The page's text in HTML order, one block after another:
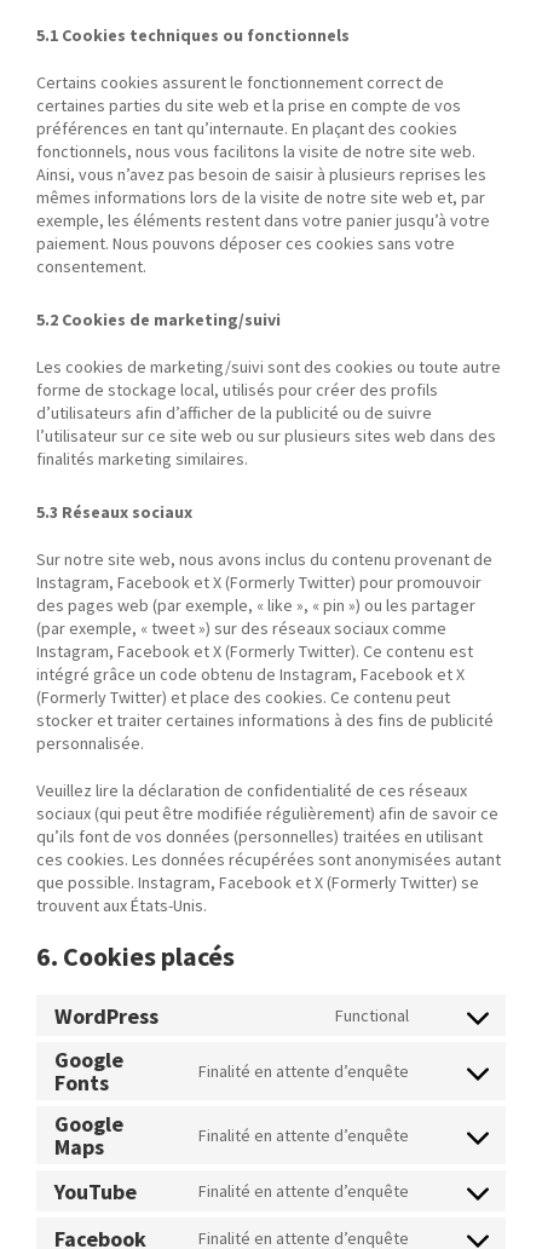
5.1 Cookies techniques ou fonctionnels
Certains cookies assurent le fonctionnement correct de
certaines parties du site web et la prise en compte de vos
préférences en tant qu’internaute. En plaçant des cookies
fonctionnels, nous vous facilitons la visite de notre site web.
Ainsi, vous n’avez pas besoin de saisir à plusieurs reprises les
mêmes informations lors de la visite de notre site web et, par
exemple, les éléments restent dans votre panier jusqu’à votre
paiement. Nous pouvons déposer ces cookies sans votre
consentement.
5.2 Cookies de marketing/suivi
Les cookies de marketing/suivi sont des cookies ou toute autre
forme de stockage local, utilisés pour créer des profils
d’utilisateurs afin d’afficher de la publicité ou de suivre
l’utilisateur sur ce site web ou sur plusieurs sites web dans des
finalités marketing similaires.
5.3 Réseaux sociaux
Sur notre site web, nous avons inclus du contenu provenant de
Instagram, Facebook et X (Formerly Twitter) pour promouvoir
des pages web (par exemple, « like », « pin ») ou les partager
(par exemple, « tweet ») sur des réseaux sociaux comme
Instagram, Facebook et X (Formerly Twitter). Ce contenu est
intégré grâce un code obtenu de Instagram, Facebook et X
(Formerly Twitter) et place des cookies. Ce contenu peut
stocker et traiter certaines informations à des fins de publicité
personnalisée.
Veuillez lire la déclaration de confidentialité de ces réseaux
sociaux (qui peut être modifiée régulièrement) afin de savoir ce
qu’ils font de vos données (personnelles) traitées en utilisant
ces cookies. Les données récupérées sont anonymisées autant
que possible. Instagram, Facebook et X (Formerly Twitter) se
trouvent aux États-Unis.
6. Cookies placés
WordPress Functional
Consent to
Google
Fonts
Finalité en attente d’enquête
Consent to
Google
Maps
Finalité en attente d’enquête
Consent to
YouTube Finalité en attente d’enquête
Consent to
Facebook Finalité en attente d’enquête